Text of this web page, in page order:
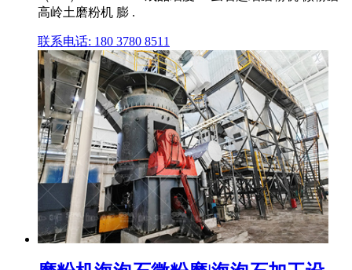
高岭土磨粉机 膨 .
联系电话: 180 3780 8511